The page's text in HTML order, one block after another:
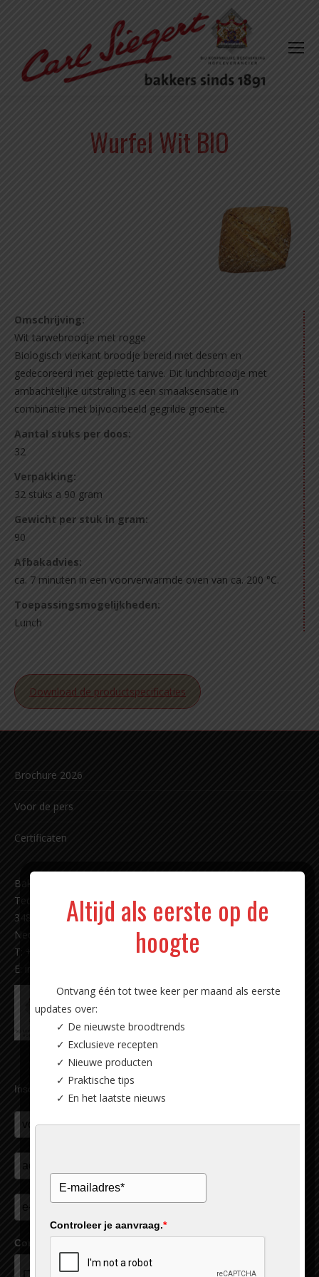
Wurfel Wit BIO
Omschrijving:
Wit tarwebroodje met rogge
Biologisch vierkant broodje bereid met desem en
gedecoreerd met geplette tarwe. Dit lunchbroodje met
ambachtelijke uitstraling is een smaaksensatie in
combinatie met bijvoorbeeld gegrilde groente.
Aantal stuks per doos:
32
Verpakking:
32 stuks a 90 gram
Gewicht per stuk in gram:
90
Afbakadvies:
ca. 7 minuten in een voorverwarmde oven van ca. 200 °C.
Toepassingsmogelijkheden:
Lunch
Download de productspecificaties
Brochure 2026
Voor de pers
Certificaten
Bakkerij Carl Siegert sinds 1891 b.v.
Techniekweg 11
3481 MK Harmelen
Nederland
T: +31 (0)348 - 44 18 87
E: info@carlsiegert.com
Inschrijven nieuwsbrief
Controleer je aanvraag.
Altijd als eerste op de
hoogte
Ontvang één tot twee keer per maand als eerste
updates over:
✓ De nieuwste broodtrends
✓ Exclusieve recepten
✓ Nieuwe producten
✓ Praktische tips
✓ En het laatste nieuws
Controleer je aanvraag.*